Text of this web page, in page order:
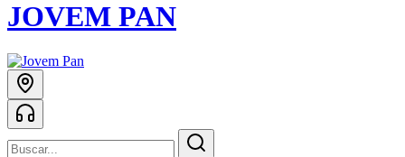
JOVEM PAN